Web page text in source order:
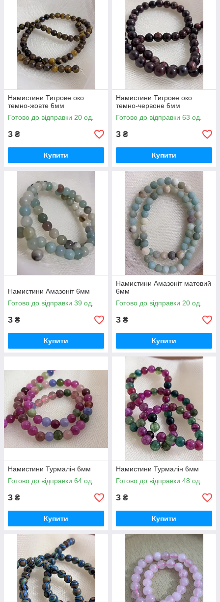
Намистини Тигрове око
темно-жовте 6мм
Готово до відправки 20 од.
3 ₴
Купити
Намистини Тигрове око
темно-червоне 6мм
Готово до відправки 63 од.
3 ₴
Купити
Намистини Амазоніт 6мм
Готово до відправки 39 од.
3 ₴
Купити
Намистини Амазоніт матовий
6мм
Готово до відправки 20 од.
3 ₴
Купити
Намистини Турмалін 6мм
Готово до відправки 64 од.
3 ₴
Купити
Намистини Турмалін 6мм
Готово до відправки 48 од.
3 ₴
Купити